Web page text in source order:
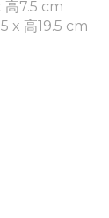
高7.5 cm
x 高19.5 cm